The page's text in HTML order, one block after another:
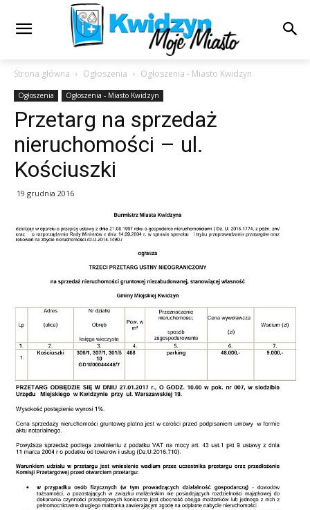
Strona główna Ogłoszenia Ogłoszenia - Miasto Kwidzyn
Ogłoszenia Ogłoszenia - Miasto Kwidzyn
Przetarg na sprzedaż
nieruchomości – ul.
Kościuszki
19 grudnia 2016